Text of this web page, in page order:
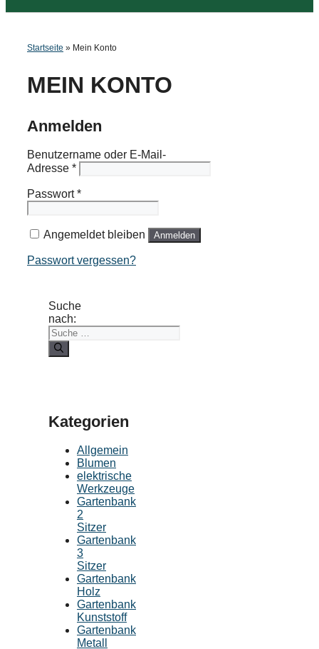
Startseite » Mein Konto
MEIN KONTO
Anmelden
Benutzername oder E-Mail-
Adresse *
Passwort*
Angemeldet bleiben Anmelden
Passwort vergessen?
Suche
nach:
Kategorien
Allgemein
Blumen
elektrische
Werkzeuge
Gartenbank
2
Sitzer
Gartenbank
3
Sitzer
Gartenbank
Holz
Gartenbank
Kunststoff
Gartenbank
Metall